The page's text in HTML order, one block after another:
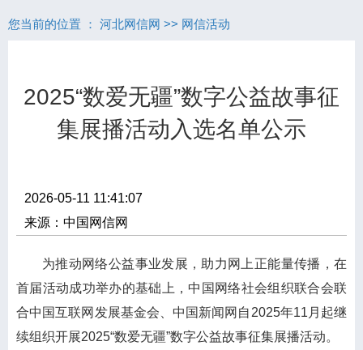
您当前的位置 ： 河北网信网 >> 网信活动
2025“数爱无疆”数字公益故事征
集展播活动入选名单公示
2026-05-11 11:41:07
来源：中国网信网
为推动网络公益事业发展，助力网上正能量传播，在
首届活动成功举办的基础上，中国网络社会组织联合会联
合中国互联网发展基金会、中国新闻网自2025年11月起继
续组织开展2025“数爱无疆”数字公益故事征集展播活动。